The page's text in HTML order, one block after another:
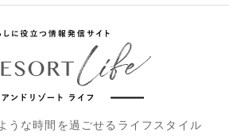
うな時間を過ごせるライフスタイル